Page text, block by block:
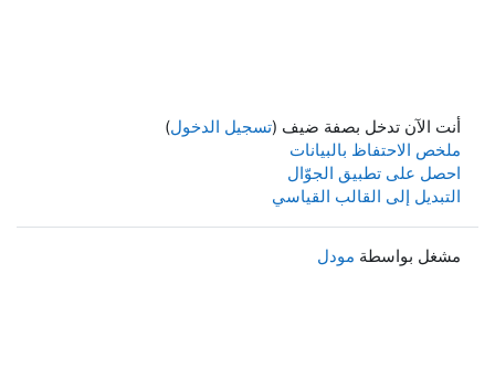
أنت الآن تدخل بصفة ضيف ( تسجيل الدخول)
ملخص الاحتفاظ بالبيانات
احصل على تطبيق الجوّال
التبديل إلى القالب القياسي
مشغل بواسطةمودل